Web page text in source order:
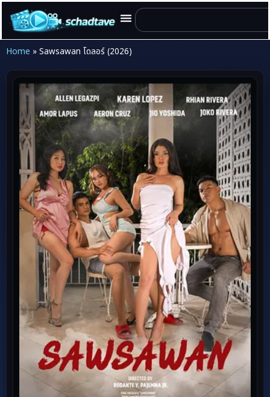
Home » Sawsawan โดลอร์ (2026)